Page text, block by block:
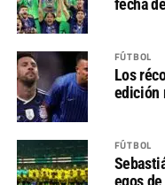
fecha
FÚTBOL
Los
edición
FÚTBOL
egos